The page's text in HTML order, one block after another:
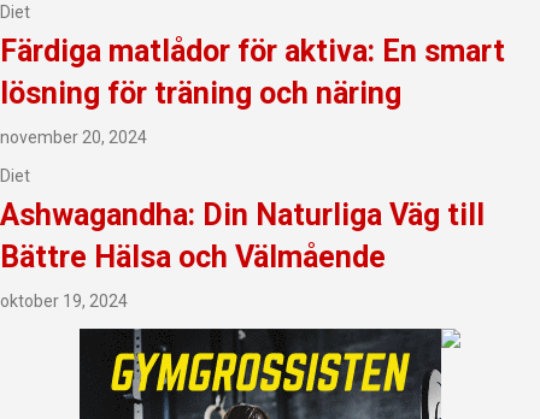
Diet
Färdiga matlådor för aktiva: En smart
lösning för träning och näring
november 20, 2024
Diet
Ashwagandha: Din Naturliga Väg till
Bättre Hälsa och Välmående
oktober 19, 2024